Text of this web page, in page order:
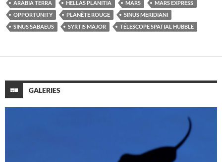
ARABIA TERRA HELLAS PLANITIA MARS
MARS EXPRESS
OPPORTUNITY
PLANÈTE ROUGE
SINUS MERIDIANI
SINUS SABAEUS
SYRTIS MAJOR TÉLESCOPE SPATIAL HUBBLE
GALERIES